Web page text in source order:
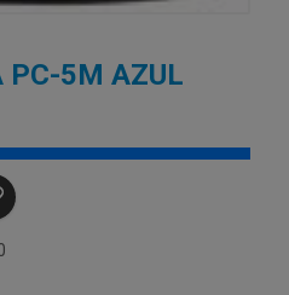
PC-5M AZUL